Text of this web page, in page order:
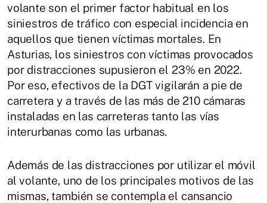
volante son el primer factor habitual en los
siniestros de tráfico con especial incidencia en
aquellos que tienen víctimas mortales. En
Asturias, los siniestros con víctimas provocados
por distracciones supusieron el 23% en 2022.
Por eso, efectivos de la DGT vigilarán a pie de
carretera y a través de las más de 210 cámaras
instaladas en las carreteras tanto las vías
interurbanas como las urbanas.
Además de las distracciones por utilizar el móvil
al volante, uno de los principales motivos de las
mismas, también se contempla el cansancio